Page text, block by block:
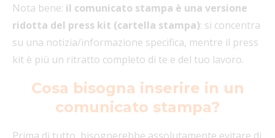
Nota bene: il comunicato stampa è una versione
ridotta del press kit (cartella stampa): si concentra
su una notizia/informazione specifica, mentre il press
kit è più un ritratto completo di te e del tuo lavoro.
Cosa bisogna inserire in un
comunicato stampa?